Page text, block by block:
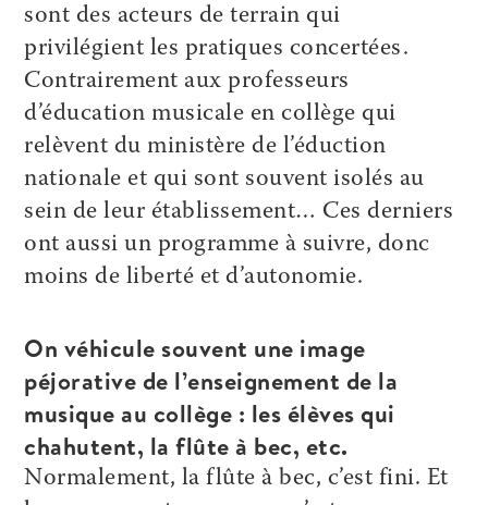
sont des acteurs de terrain qui
privilégient les pratiques concertées.
Contrairement aux professeurs
d’éducation musicale en collège qui
relèvent du ministère de l’éduction
nationale et qui sont souvent isolés au
sein de leur établissement… Ces derniers
ont aussi un programme à suivre, donc
moins de liberté et d’autonomie.
On véhicule souvent une image
péjorative de l’enseignement de la
musique au collège : les élèves qui
chahutent, la flûte à bec, etc.
Normalement, la flûte à bec, c’est fini. Et